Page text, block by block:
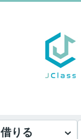
借りる